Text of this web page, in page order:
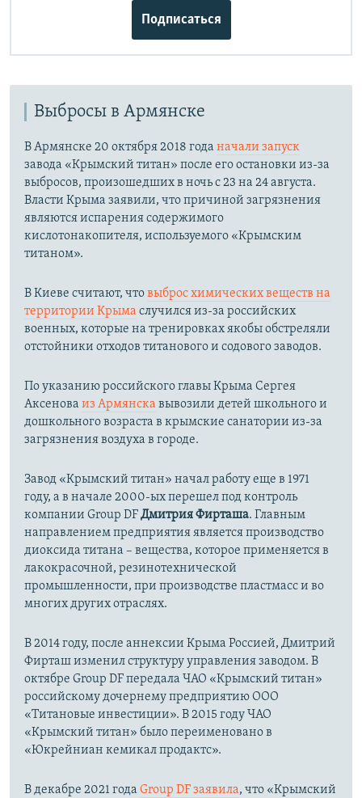
Подписаться
Выбросы в Армянске
В Армянске 20 октября 2018 года начали запуск
завода «Крымский титан» после его остановки из-за
выбросов, произошедших в ночь с 23 на 24 августа.
Власти Крыма заявили, что причиной загрязнения
являются испарения содержимого
кислотонакопителя, используемого «Крымским
титаном».
В Киеве считают, чтовыброс химических веществ на
территории Крыма случился из-за российских
военных, которые на тренировках якобы обстреляли
отстойники отходов титанового и содового заводов.
По указанию российского главы Крыма Сергея
Аксенова из Армянска вывозили детей школьного и
дошкольного возраста в крымские санатории из-за
загрязнения воздуха в городе.
Завод «Крымский титан» начал работу еще в 1971
году, а в начале 2000-ых перешел под контроль
компании Group DFДмитрия Фирташа. Главным
направлением предприятия является производство
диоксида титана – вещества, которое применяется в
лакокрасочной, резинотехнической
промышленности, при производстве пластмасс и во
многих других отраслях.
В 2014 году, после аннексии Крыма Россией, Дмитрий
Фирташ изменил структуру управления заводом. В
октябре Group DF передала ЧАО «Крымский титан»
российскому дочернему предприятию ООО
«Титановые инвестиции». В 2015 году ЧАО
«Крымский титан» было переименовано в
«Юкрейниан кемикал продактс».
В декабре 2021 года Group DF заявила, что «Крымский